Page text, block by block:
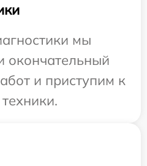
мы
окончательный
и приступим к